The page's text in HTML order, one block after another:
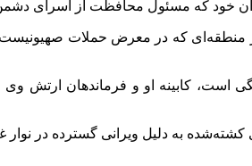
خود که مسئول محافظت از اسرای
منطقه‌ای که در معرض حملات
جنگی است، کابینه او و فرماندهان
به دلیل ویرانی گسترده در